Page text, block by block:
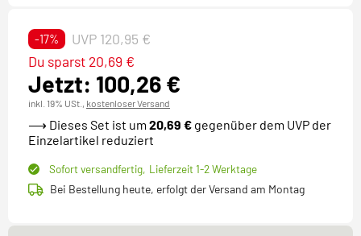
-17% UVP 120,95 €
Jetzt: 100,26 €
Du sparst 20,69 €
inkl. 19% USt., kostenloser Versand
⟶ Dieses Set ist um 20,69 € gegenüber dem UVP der
Einzelartikel reduziert
Sofort versandfertig, Lieferzeit 1-2 Werktage
Bei Bestellung heute, erfolgt der Versand am Montag